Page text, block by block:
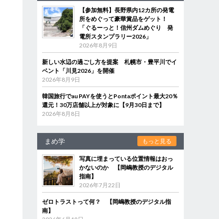
【参加無料】長野県内12カ所の発電
所をめぐって豪華賞品をゲット！
「ぐるーっと！信州ダムめぐり 発
電所スタンプラリー2026」
2026年8月9日
新しい水辺の過ごし方を提案 札幌市・豊平川でイ
ベント「川見2026」を開催
2026年8月9日
韓国旅行でau PAYを使うとPontaポイント最大20％
還元！30万店舗以上が対象に【9月30日まで】
2026年8月8日
まめ学 もっと見る
写真に埋まっている位置情報はおっ
かないのか 【岡嶋教授のデジタル
指南】
2026年7月22日
ゼロトラストって何？ 【岡嶋教授のデジタル指
南】